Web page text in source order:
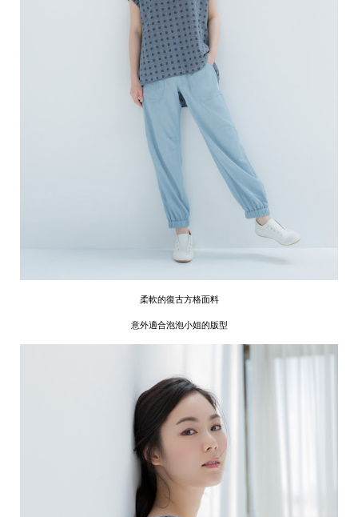
柔軟的復古方格面料
意外適合泡泡小姐的版型